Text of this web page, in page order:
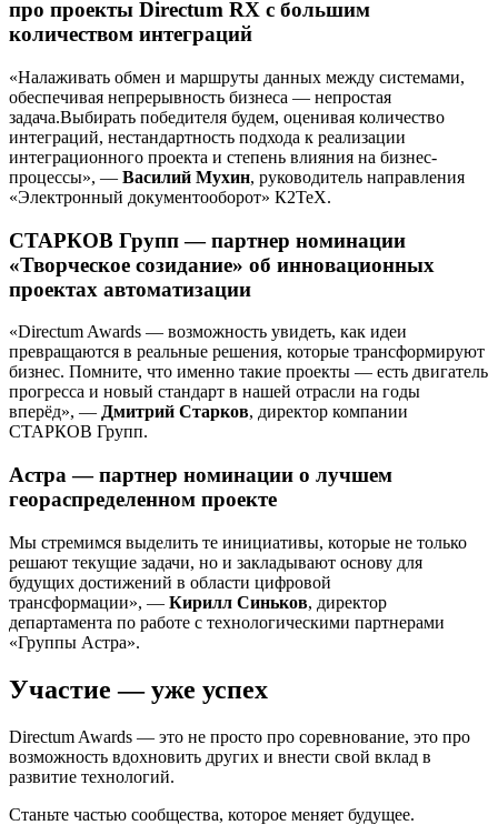
про проекты Directum RX с большим
количеством интеграций
«Налаживать обмен и маршруты данных между системами,
обеспечивая непрерывность бизнеса — непростая
задача.Выбирать победителя будем, оценивая количество
интеграций, нестандартность подхода к реализации
интеграционного проекта и степень влияния на бизнес-
процессы», — Василий Мухин, руководитель направления
«Электронный документооборот» К2ТеХ.
СТАРКОВ Групп — партнер номинации
«Творческое созидание» об инновационных
проектах автоматизации
«Directum Awards — возможность увидеть, как идеи
превращаются в реальные решения, которые трансформируют
бизнес. Помните, что именно такие проекты — есть двигатель
прогресса и новый стандарт в нашей отрасли на годы
вперёд», — Дмитрий Старков, директор компании
СТАРКОВ Групп.
Астра — партнер номинации о лучшем
геораспределенном проекте
Мы стремимся выделить те инициативы, которые не только
решают текущие задачи, но и закладывают основу для
будущих достижений в области цифровой
трансформации», — Кирилл Синьков, директор
департамента по работе с технологическими партнерами
«Группы Астра».
Участие — уже успех
Directum Awards — это не просто про соревнование, это про
возможность вдохновить других и внести свой вклад в
развитие технологий.
Станьте частью сообщества, которое меняет будущее.